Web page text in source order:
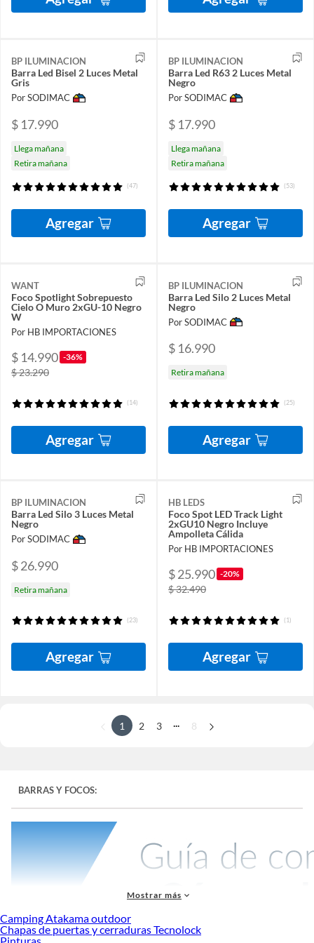
BP ILUMINACION
Barra Led Bisel 2 Luces Metal
Gris
Por SODIMAC
$ 17.990
Llega mañana
Retira mañana
(47)
Agregar
BP ILUMINACION
Barra Led R63 2 Luces Metal
Negro
Por SODIMAC
$ 17.990
Llega mañana
Retira mañana
(53)
Agregar
WANT
Foco Spotlight Sobrepuesto
Cielo O Muro 2xGU-10 Negro
W
Por HB IMPORTACIONES
$ 14.990 -36%
$ 23.290
(14)
Agregar
BP ILUMINACION
Barra Led Silo 2 Luces Metal
Negro
Por SODIMAC
$ 16.990
Retira mañana
(25)
Agregar
BP ILUMINACION
Barra Led Silo 3 Luces Metal
Negro
Por SODIMAC
$ 26.990
Retira mañana
(23)
Agregar
HB LEDS
Foco Spot LED Track Light
2xGU10 Negro Incluye
Ampolleta Cálida
Por HB IMPORTACIONES
$ 25.990 -20%
$ 32.490
(1)
Agregar
1 2 3 8
BARRAS Y FOCOS:
Mostrar más
Camping Atakama outdoor
Chapas de puertas y cerraduras Tecnolock